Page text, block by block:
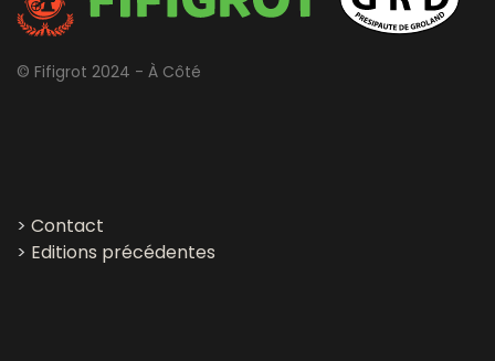
© Fifigrot 2024 - À Côté
> Contact
> Editions précédentes